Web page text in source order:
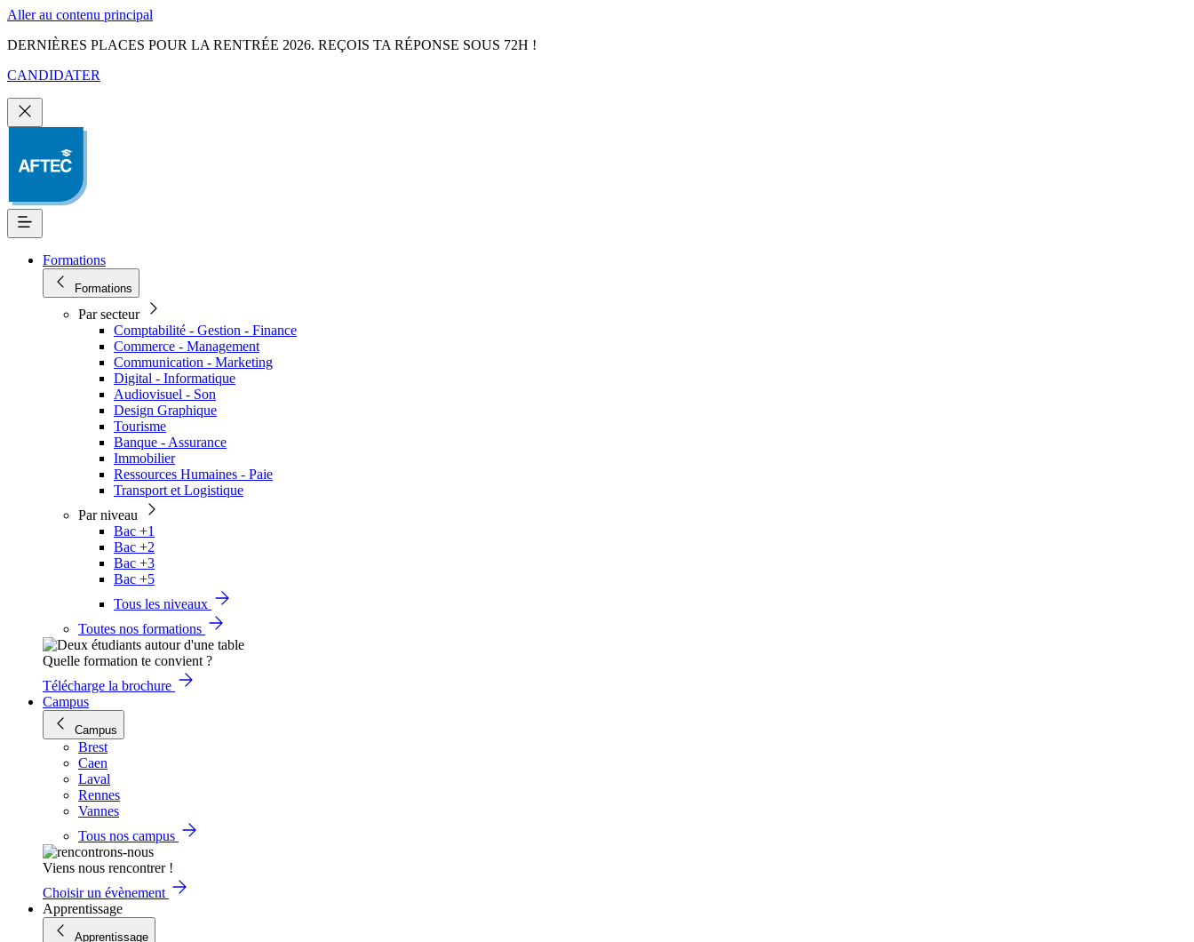
Aller au contenu principal
DERNIÈRES PLACES POUR LA RENTRÉE 2026. REÇOIS TA RÉPONSE SOUS 72H !
CANDIDATER
Formations
Formations
Par secteur
Comptabilité - Gestion - Finance
Commerce - Management
Communication - Marketing
Digital - Informatique
Audiovisuel - Son
Design Graphique
Tourisme
Banque - Assurance
Immobilier
Ressources Humaines - Paie
Transport et Logistique
Par niveau
Bac +1
Bac +2
Bac +3
Bac +5
Tous les niveaux
Toutes nos formations
Quelle formation te convient ?
Télécharge la brochure
Campus
Campus
Brest
Caen
Laval
Rennes
Vannes
Tous nos campus
Viens nous rencontrer !
Choisir un évènement
Apprentissage
Apprentissage